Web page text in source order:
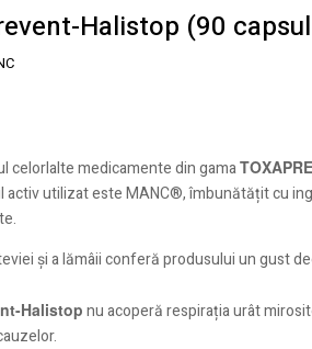
Halistop (90
celorlalte medicamente din gama
activ utilizat este MANC®, îmbunătățit cu
și a lămâii conferă produsului un gust
Halistop nu acoperă respirația urât